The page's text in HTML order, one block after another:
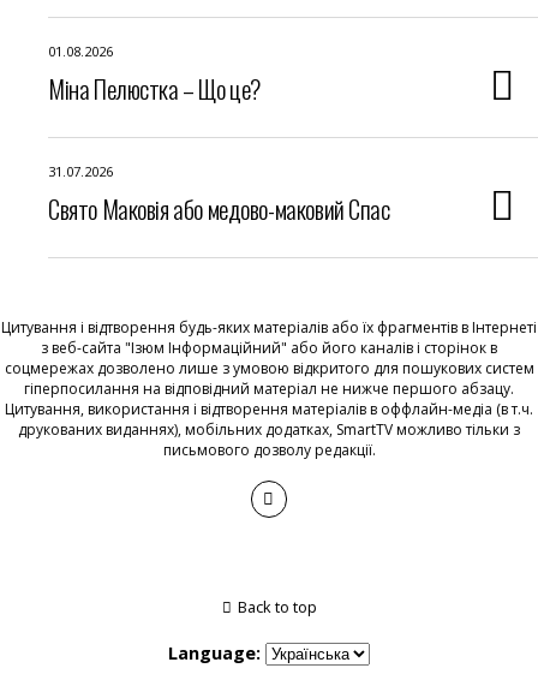
01.08.2026
Міна Пелюстка – Що це?
31.07.2026
Свято Маковія або медово-маковий Спас
Цитування і відтворення будь-яких матеріалів або їх фрагментів в Інтернеті
з веб-сайта "Ізюм Інформаційний" або його каналів і сторінок в
соцмережах дозволено лише з умовою відкритого для пошукових систем
гіперпосилання на відповідний матеріал не нижче першого абзацу.
Цитування, використання і відтворення матеріалів в оффлайн-медіа (в т.ч.
друкованих виданнях), мобільних додатках, SmartTV можливо тільки з
письмового дозволу редакції.
Back to top
Language: